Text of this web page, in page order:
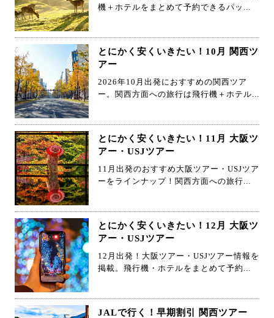
機＋ホテルをまとめて予約できるパッ...
とにかく安くいきたい！10月 関西ツ
アー
2026年10月出発におすすめの関西ツア
ー。関西方面への旅行は飛行機＋ホテル...
とにかく安くいきたい！11月 大阪ツ
アー・USJツアー
11月出発のおすすめ大阪ツアー・USJツア
ーをラインナップ！関西方面への旅行...
とにかく安くいきたい！12月 大阪ツ
アー・USJツアー
12月出発！大阪ツアー・USJツアー情報を
掲載。飛行機・ホテルをまとめて予約...
JALで行く！早期割引 関西ツアー